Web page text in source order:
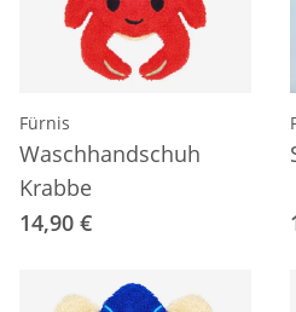
Fürnis
Waschhandschuh
Krabbe
14,90 €